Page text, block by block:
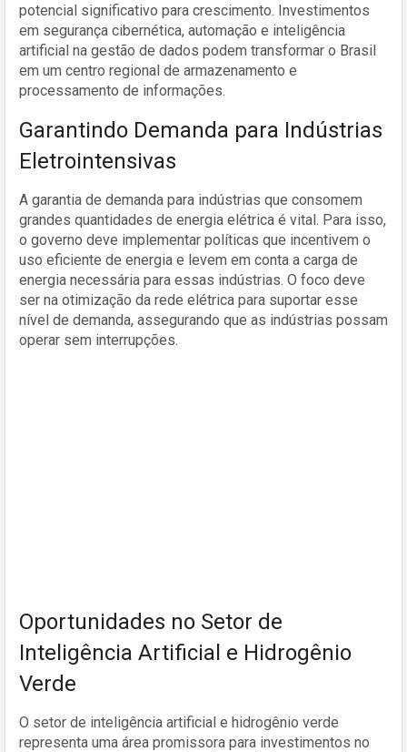
potencial significativo para crescimento. Investimentos
em segurança cibernética, automação e inteligência
artificial na gestão de dados podem transformar o Brasil
em um centro regional de armazenamento e
processamento de informações.
Garantindo Demanda para Indústrias
Eletrointensivas
A garantia de demanda para indústrias que consomem
grandes quantidades de energia elétrica é vital. Para isso,
o governo deve implementar políticas que incentivem o
uso eficiente de energia e levem em conta a carga de
energia necessária para essas indústrias. O foco deve
ser na otimização da rede elétrica para suportar esse
nível de demanda, assegurando que as indústrias possam
operar sem interrupções.
Oportunidades no Setor de
Inteligência Artificial e Hidrogênio
Verde
O setor de inteligência artificial e hidrogênio verde
representa uma área promissora para investimentos no